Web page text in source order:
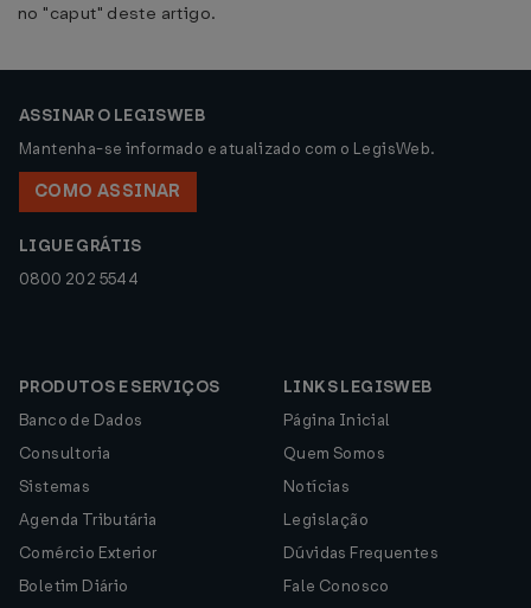
no "caput" deste artigo.
ASSINAR O LEGISWEB
Mantenha-se informado e atualizado com o LegisWeb.
COMO ASSINAR
LIGUE GRÁTIS
0800 202 5544
PRODUTOS E SERVIÇOS
Banco de Dados
Consultoria
Sistemas
Agenda Tributária
Comércio Exterior
Boletim Diário
LINKS LEGISWEB
Página Inicial
Quem Somos
Notícias
Legislação
Dúvidas Frequentes
Fale Conosco